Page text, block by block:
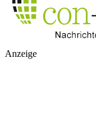
Anzeige